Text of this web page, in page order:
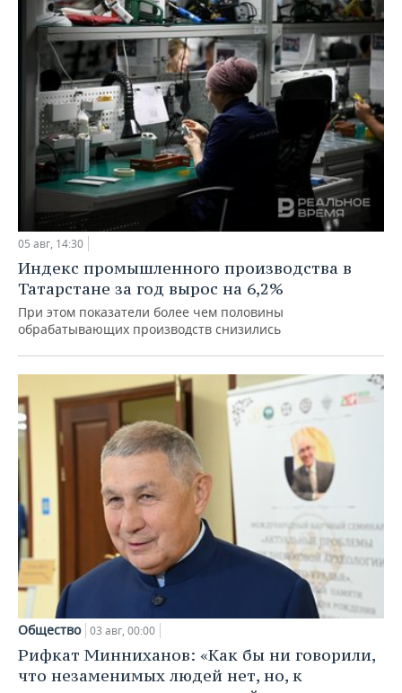
05 авг, 14:30
Индекс промышленного производства в
Татарстане за год вырос на 6,2%
При этом показатели более чем половины
обрабатывающих производств снизились
Общество 03 авг, 00:00
Рифкат Минниханов: «Как бы ни говорили,
что незаменимых людей нет, но, к